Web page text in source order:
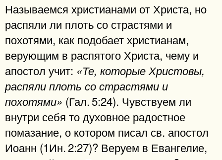
Называемся христианами от Христа, но
распяли ли плоть со страстями и
похотями, как подобает христианам,
верующим в распятого Христа, чему и
апостол учит: «Те, которые Христовы,
распяли плоть со страстями и
похотями» (Гал. 5:24). Чувствуем ли
внутри себя то духовное радостное
помазание, о котором писал св. апостол
Иоанн (1Ин. 2:27)? Веруем в Евангелие,